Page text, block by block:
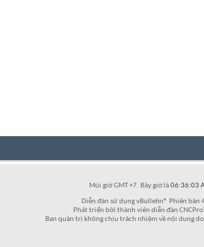
Múi giờ GMT +7. Bây giờ là06:36:03
Diễn đàn sử dụng vBulletin® Phiên bản
Phát triển bởi thành viên diễn đàn
Ban quản trị không chịu trách nhiệm về nội dung